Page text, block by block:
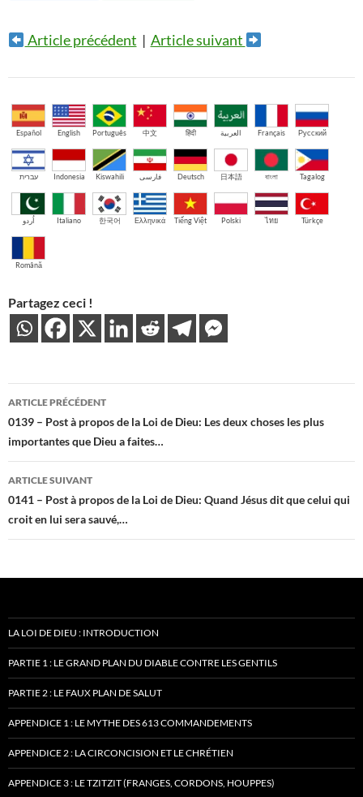
Article précédent | Article suivant
Español English Português 中文 हिंदी العربية Français Русский
עברית Indonesia Kiswahili فارسی Deutsch 日本語 বাংলা Tagalog
اُردو Italiano 한국어 Ελληνικά Tiếng Việt Polski ไทย Türkçe
Română
Partagez ceci !
Navigation
des
articles
ARTICLE PRÉCÉDENT
0139 – Post à propos de la Loi de Dieu: Les deux choses les plus
importantes que Dieu a faites…
ARTICLE SUIVANT
0141 – Post à propos de la Loi de Dieu: Quand Jésus dit que celui qui
croit en lui sera sauvé,…
LA LOI DE DIEU : INTRODUCTION
PARTIE 1 : LE GRAND PLAN DU DIABLE CONTRE LES GENTILS
PARTIE 2 : LE FAUX PLAN DE SALUT
APPENDICE 1 : LE MYTHE DES 613 COMMANDEMENTS
APPENDICE 2 : LA CIRCONCISION ET LE CHRÉTIEN
APPENDICE 3 : LE TZITZIT (FRANGES, CORDONS, HOUPPES)